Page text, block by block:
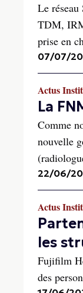
Le
TDM,
prise en
07/07/
Actus
La
Comme
nouvelle
22/06/
Actus
les
Fujifilm
des